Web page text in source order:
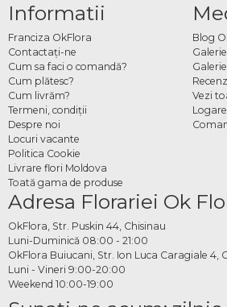
Informatii
Franciza OkFlora
Contactaţi-ne
Cum sa faci o comandă?
Cum plătesc?
Cum livrăm?
Termeni, condiţii
Despre noi
Locuri vacante
Politica Cookie
Livrare flori Moldova
Toată gama de produse
Blog
Vezi
Adresa Florariei Ok
OkFlora, Str. Puskin 44, Chisinau
Luni-Duminică 08:00 - 21:00
OkFlora Buiucani, Str. Ion Luca Caragiale 4,
Luni - Vineri 9:00-20:00
Weekend 10:00-19:00